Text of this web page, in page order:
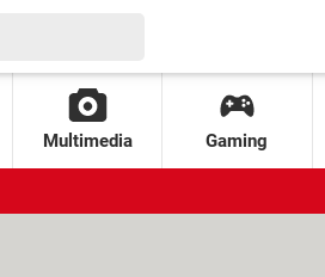
Multimedia Gaming